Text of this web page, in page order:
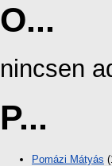
O...
nincsen
P...
Pomázi Mátyás